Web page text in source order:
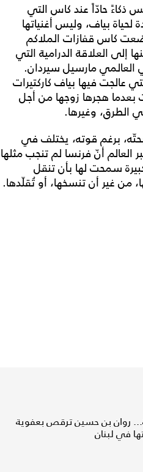
ذكاءً حادّاً عند كاس التي
بياف، وليس أغنياتها
كاس قفازات الملاكم
إلى العلاقة الدرامية التي
العالمي مارسيل سيردان.
عالجت فيها بياف كاركتيرات
بعدما هجرها زوجها من أجل
الطرق، وغيرها.
برغم قوته، يختلف في
أنّ فرنسا لم تنجب مثلها
سمحت لها بأن تنقل
من غير أن تنسخها، أو تُقلّدها.
روان بن حسين ترقص بعفوية
في لبنان